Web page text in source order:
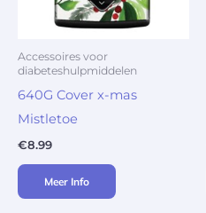
Accessoires voor
diabeteshulpmiddelen
640G Cover x-mas
Mistletoe
€8.99
Meer Info